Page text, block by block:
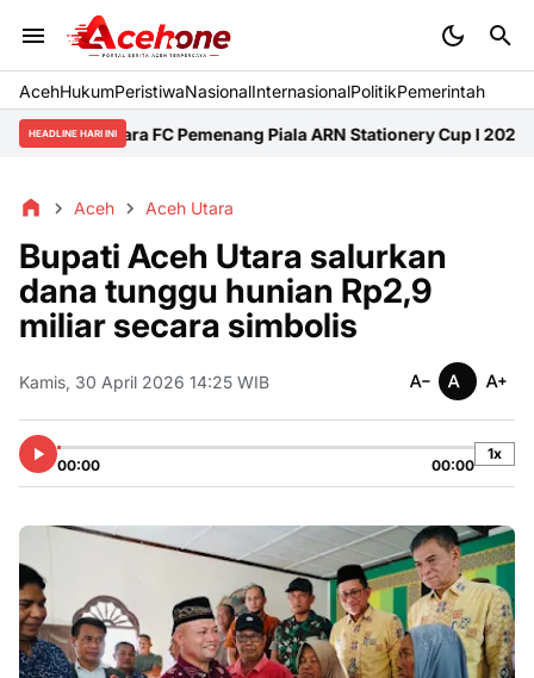
AcehHukumPeristiwaNasionalInternasionalPolitikPemerintah
HEADLINE HARI INIFC Pemenang Piala ARN Stationery Cup I 2026
Aceh Aceh Utara
Bupati Aceh Utara salurkan
dana tunggu hunian Rp2,9
miliar secara simbolis
Kamis, 30 April 2026 14:25 WIB
00:00 00:00
1x